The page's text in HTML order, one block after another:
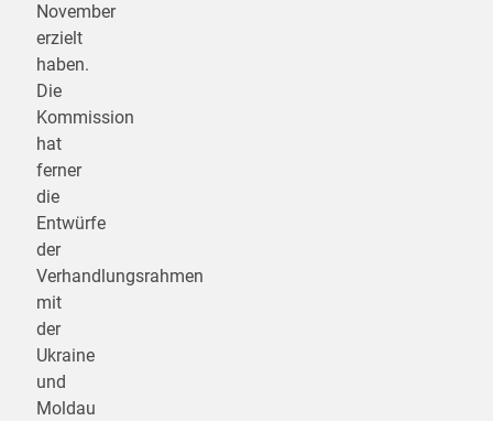
November
erzielt
haben.
Die
Kommission
hat
ferner
die
Entwürfe
der
Verhandlungsrahmen
mit
der
Ukraine
und
Moldau